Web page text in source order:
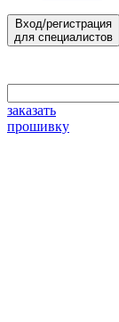
Вход/регистрация
для специалистов
заказать
прошивку